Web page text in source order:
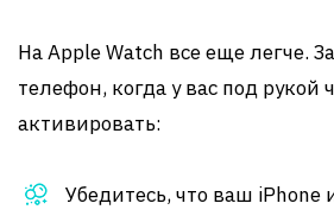
На Apple Watch все еще легче.
телефон, когда у вас под рукой
активировать:
Убедитесь, что ваш iPhone